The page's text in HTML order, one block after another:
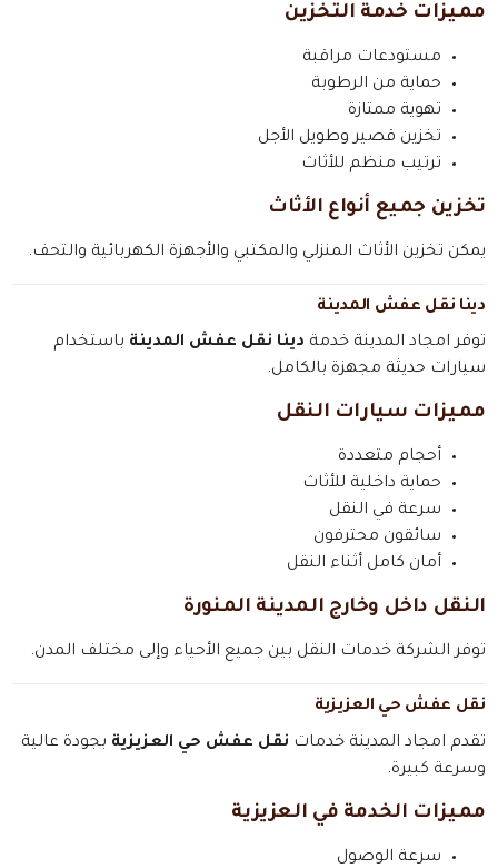
مميزات خدمة التخزين
مستودعات مراقبة
حماية من الرطوبة
تهوية ممتازة
تخزين قصير وطويل الأجل
ترتيب منظم للأثاث
تخزين جميع أنواع الأثاث
يمكن تخزين الأثاث المنزلي والمكتبي والأجهزة الكهربائية والتحف.
دينا نقل عفش المدينة
توفر امجاد المدينة خدمة دينا نقل عفش المدينة باستخدام
سيارات حديثة مجهزة بالكامل.
مميزات سيارات النقل
أحجام متعددة
حماية داخلية للأثاث
سرعة في النقل
سائقون محترفون
أمان كامل أثناء النقل
النقل داخل وخارج المدينة المنورة
توفر الشركة خدمات النقل بين جميع الأحياء وإلى مختلف المدن.
نقل عفش حي العزيزية
تقدم امجاد المدينة خدمات نقل عفش حي العزيزية بجودة عالية
وسرعة كبيرة.
مميزات الخدمة في العزيزية
سرعة الوصول